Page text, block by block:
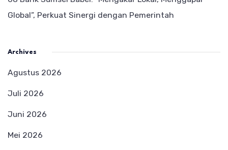
Global”, Perkuat Sinergi dengan Pemerintah
Archives
Agustus 2026
Juli 2026
Juni 2026
Mei 2026